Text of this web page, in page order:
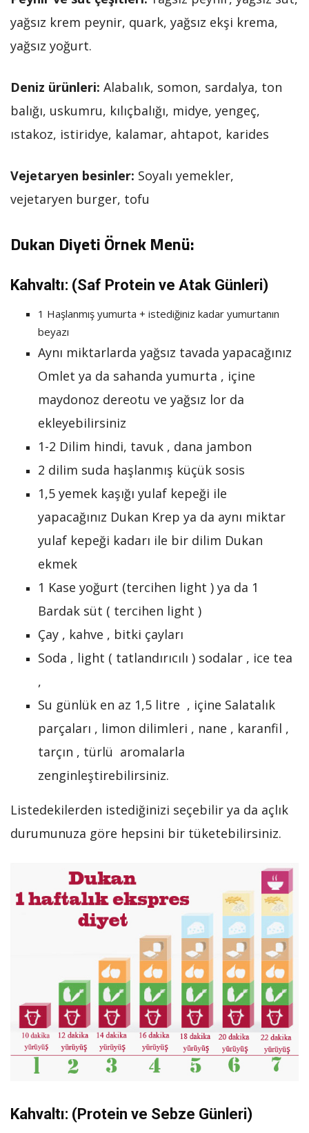
yağsız krem peynir, quark, yağsız ekşi krema,
yağsız yoğurt.
Deniz ürünleri: Alabalık, somon, sardalya, ton
balığı, uskumru, kılıçbalığı, midye, yengeç,
ıstakoz, istiridye, kalamar, ahtapot, karides
Vejetaryen besinler: Soyalı yemekler,
vejetaryen burger, tofu
Dukan Diyeti Örnek Menü:
Kahvaltı: (Saf Protein ve Atak Günleri)
1 Haşlanmış yumurta + istediğiniz kadar yumurtanın
beyazı
Aynı miktarlarda yağsız tavada yapacağınız
Omlet ya da sahanda yumurta , içine
maydonoz dereotu ve yağsız lor da
ekleyebilirsiniz
1-2 Dilim hindi, tavuk , dana jambon
2 dilim suda haşlanmış küçük sosis
1,5 yemek kaşığı yulaf kepeği ile
yapacağınız Dukan Krep ya da aynı miktar
yulaf kepeği kadarı ile bir dilim Dukan
ekmek
1 Kase yoğurt (tercihen light ) ya da 1
Bardak süt ( tercihen light )
Çay , kahve , bitki çayları
Soda , light ( tatlandırıcılı ) sodalar , ice tea
,
Su günlük en az 1,5 litre , içine Salatalık
parçaları , limon dilimleri , nane , karanfil ,
tarçın , türlü aromalarla
zenginleştirebilirsiniz.
Listedekilerden istediğinizi seçebilir ya da açlık
durumunuza göre hepsini bir tüketebilirsiniz.
Kahvaltı: (Protein ve Sebze Günleri)